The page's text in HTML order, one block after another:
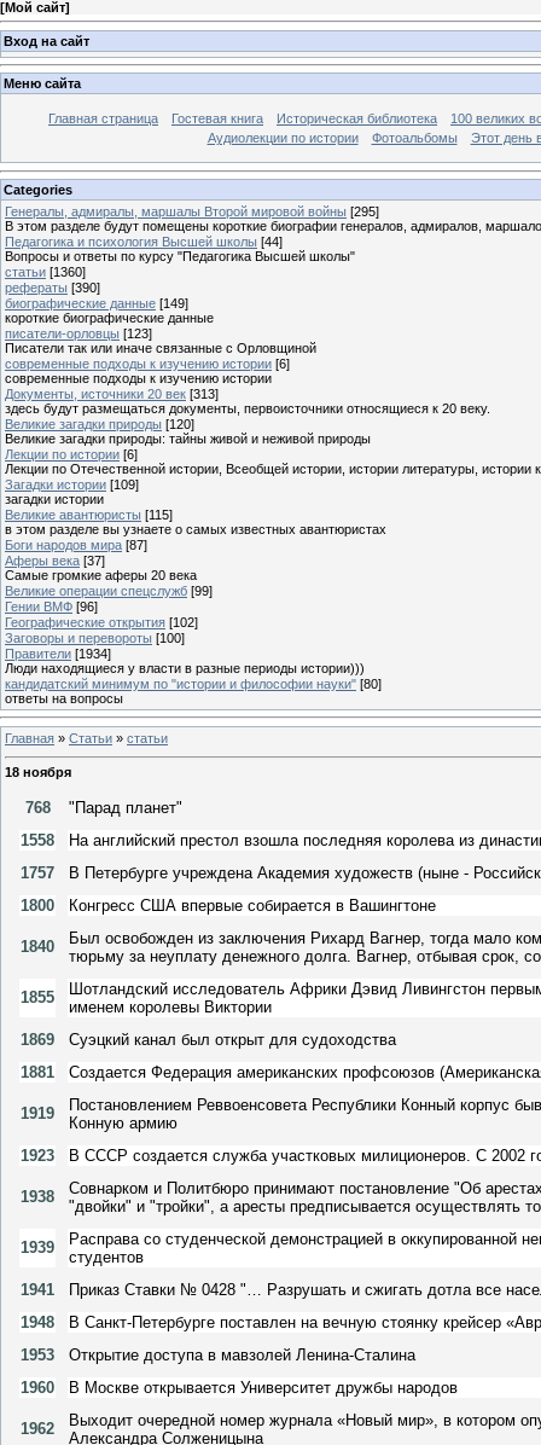
[Мой сайт]
Вход на сайт
Меню сайта
Главная страница Гостевая книга Историческая библиотека
100 великих
Аудиолекции по истории
Фотоальбомы Этот день
Categories
Генералы, адмиралы, маршалы Второй мировой войны [295]
В этом разделе будут помещены короткие биографии генералов, адмиралов,
Педагогика и психология Высшей школы [44]
Вопросы и ответы по курсу "Педагогика Высшей школы"
статьи [1360]
рефераты [390]
биографические данные [149]
короткие биографические данные
писатели-орловцы [123]
Писатели так или иначе связанные с Орловщиной
современные подходы к изучению истории [6]
современные подходы к изучению истории
Документы, источники 20 век [313]
здесь будут размещаться документы, первоисточники относящиеся к 20 веку.
Великие загадки природы [120]
Великие загадки природы: тайны живой и неживой природы
Лекции по истории [6]
Лекции по Отечественной истории, Всеобщей истории, истории литературы, истории
Загадки истории [109]
загадки истории
Великие авантюристы [115]
в этом разделе вы узнаете о самых известных авантюристах
Боги народов мира [87]
Аферы века [37]
Самые громкие аферы 20 века
Великие операции спецслужб [99]
Гении ВМФ [96]
Географические открытия [102]
Заговоры и перевороты [100]
Правители [1934]
Люди находящиеся у власти в разные периоды истории)))
кандидатский минимум по "истории и философии науки" [80]
ответы на вопросы
Главная » Статьи » статьи
18 ноября
768
"Парад планет"
1558
На английский престол взошла последняя королева из
1757
В Петербурге учреждена Академия художеств (ныне -
1800
Конгресс США впервые собирается в Вашингтоне
1840
Был освобожден из заключения Рихард Вагнер, тогда мало
тюрьму за неуплату денежного долга. Вагнер, отбывая срок,
1855
Шотландский исследователь Африки Дэвид Ливингстон
именем королевы Виктории
1869
Суэцкий канал был открыт для судоходства
1881
Создается Федерация американских профсоюзов
1919
Постановлением Реввоенсовета Республики Конный корпус
Конную армию
1923
В СССР создается служба участковых милиционеров. С 2002
1938
Совнарком и Политбюро принимают постановление "Об
"двойки" и "тройки", а аресты предписывается осуществлять
1939
Расправа со студенческой демонстрацией в
студентов
1941
Приказ Ставки № 0428 "… Разрушать и сжигать дотла все
1948
В Санкт-Петербурге поставлен на вечную стоянку крейсер
1953
Открытие доступа в мавзолей Ленина-Сталина
1960
В Москве открывается Университет дружбы народов
1962
Выходит очередной номер журнала «Новый мир», в котором
Александра Солженицына